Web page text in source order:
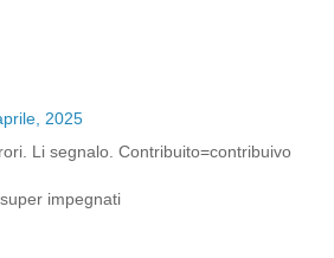
2025
Li segnalo. Contribuito=contribuivo
impegnati